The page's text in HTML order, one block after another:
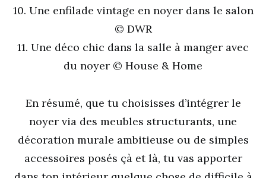
10. Une enfilade vintage en noyer dans le salon
© DWR
11. Une déco chic dans la salle à manger avec
du noyer © House & Home
En résumé, que tu choisisses d’intégrer le
noyer via des meubles structurants, une
décoration murale ambitieuse ou de simples
accessoires posés çà et là, tu vas apporter